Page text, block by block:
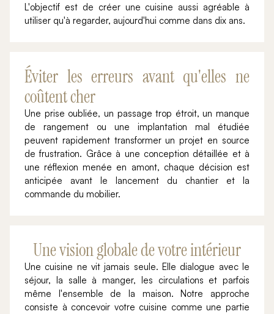
L'objectif est de créer une cuisine aussi agréable à
utiliser qu'à regarder, aujourd'hui comme dans dix ans.
Éviter les erreurs avant qu'elles ne
coûtent cher
Une prise oubliée, un passage trop étroit, un manque
de rangement ou une implantation mal étudiée
peuvent rapidement transformer un projet en source
de frustration. Grâce à une conception détaillée et à
une réflexion menée en amont, chaque décision est
anticipée avant le lancement du chantier et la
commande du mobilier.
Une vision globale de votre intérieur
Une cuisine ne vit jamais seule. Elle dialogue avec le
séjour, la salle à manger, les circulations et parfois
même l'ensemble de la maison. Notre approche
consiste à concevoir votre cuisine comme une partie